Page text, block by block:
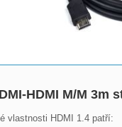
HDMI M/M 3m
vlastnosti HDMI 1.4 patří: